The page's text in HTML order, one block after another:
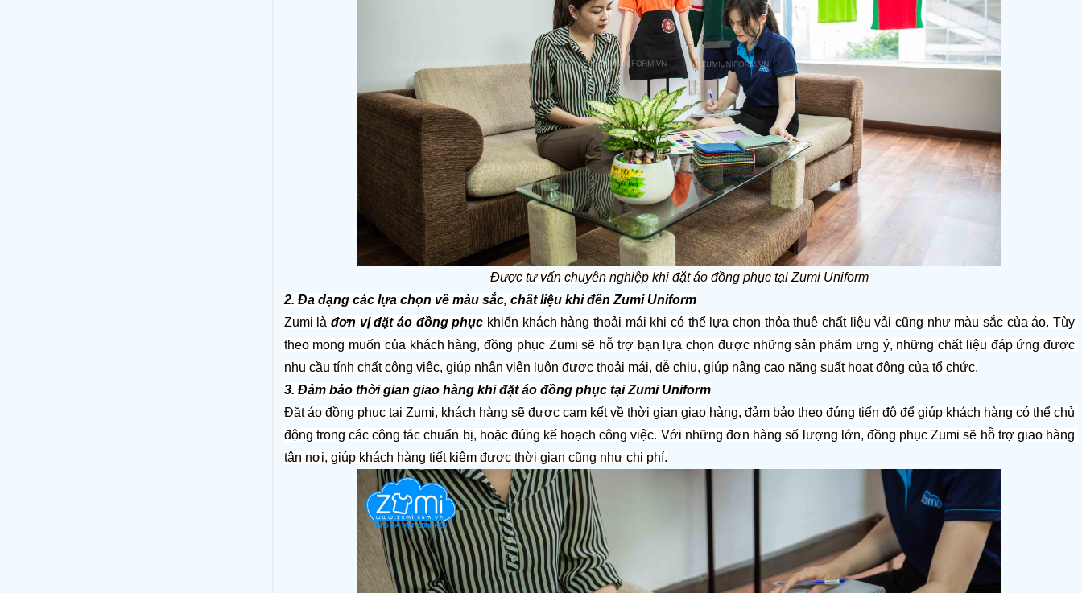
Được tư vấn chuyên nghiệp khi đặt áo đồng phục tại Zumi Uniform
2. Đa dạng các lựa chọn về màu sắc, chất liệu khi đến Zumi Uniform
Zumi là đơn vị đặt áo đồng phục khiến khách hàng thoải mái khi có thể lựa chọn thỏa thuê chất liệu vải cũng như màu sắc của áo. Tùy
theo mong muốn của khách hàng, đồng phục Zumi sẽ hỗ trợ bạn lựa chọn được những sản phẩm ưng ý, những chất liệu đáp ứng được
nhu cầu tính chất công việc, giúp nhân viên luôn được thoải mái, dễ chịu, giúp nâng cao năng suất hoạt động của tổ chức.
3. Đảm bảo thời gian giao hàng khi đặt áo đồng phục tại Zumi Uniform
Đặt áo đồng phục tại Zumi, khách hàng sẽ được cam kết về thời gian giao hàng, đảm bảo theo đúng tiến độ để giúp khách hàng có thể chủ
động trong các công tác chuẩn bị, hoặc đúng kế hoạch công việc. Với những đơn hàng số lượng lớn, đồng phục Zumi sẽ hỗ trợ giao hàng
tận nơi, giúp khách hàng tiết kiệm được thời gian cũng như chi phí.